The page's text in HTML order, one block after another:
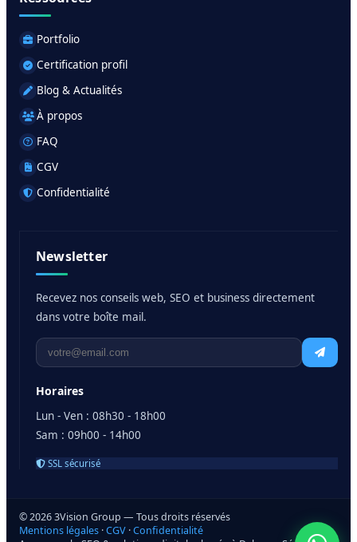
Portfolio
Certification profil
Blog & Actualités
À propos
FAQ
CGV
Confidentialité
Newsletter
Recevez nos conseils web, SEO et business directement
dans votre boîte mail.
Horaires
Lun - Ven : 08h30 - 18h00
Sam : 09h00 - 14h00
SSL sécurisé
© 2026 3Vision Group — Tous droits réservés
Mentions légales ·CGV ·Confidentialité